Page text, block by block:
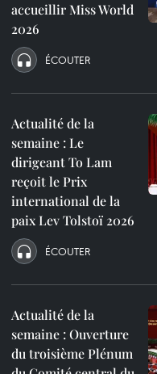
accueillir Miss World
2026
ÉCOUTER
Actualité de la
semaine : Le
dirigeant To Lam
reçoit le Prix
international de la
paix Lev Tolstoï 2026
ÉCOUTER
Actualité de la
semaine : Ouverture
du troisième Plénum